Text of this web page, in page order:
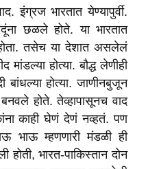
इंग्रज भारतात येण्यापुर्वी.
छळले होते. या भारतात
तसेच या देशात असलेलं
मांडल्या होत्या. बौद्ध लेणीही
बांधल्या होत्या. जाणीनबुजून
होते. तेव्हापासूनच वाद
काही घेणं देणं नव्हतं. पण
भाऊ म्हणणारी मंडळी ही
होती, भारत-पाकिस्तान दोन